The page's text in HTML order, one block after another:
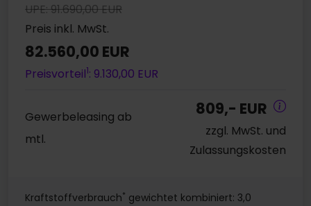
UPE: 91.690,00 EUR
Preis inkl. MwSt.
82.560,00 EUR
Preisvorteil1: 9.130,00 EUR
Gewerbeleasing ab
mtl.
809,- EUR
zzgl. MwSt. und
Zulassungskosten
Kraftstoffverbrauch* gewichtet kombiniert: 3,0